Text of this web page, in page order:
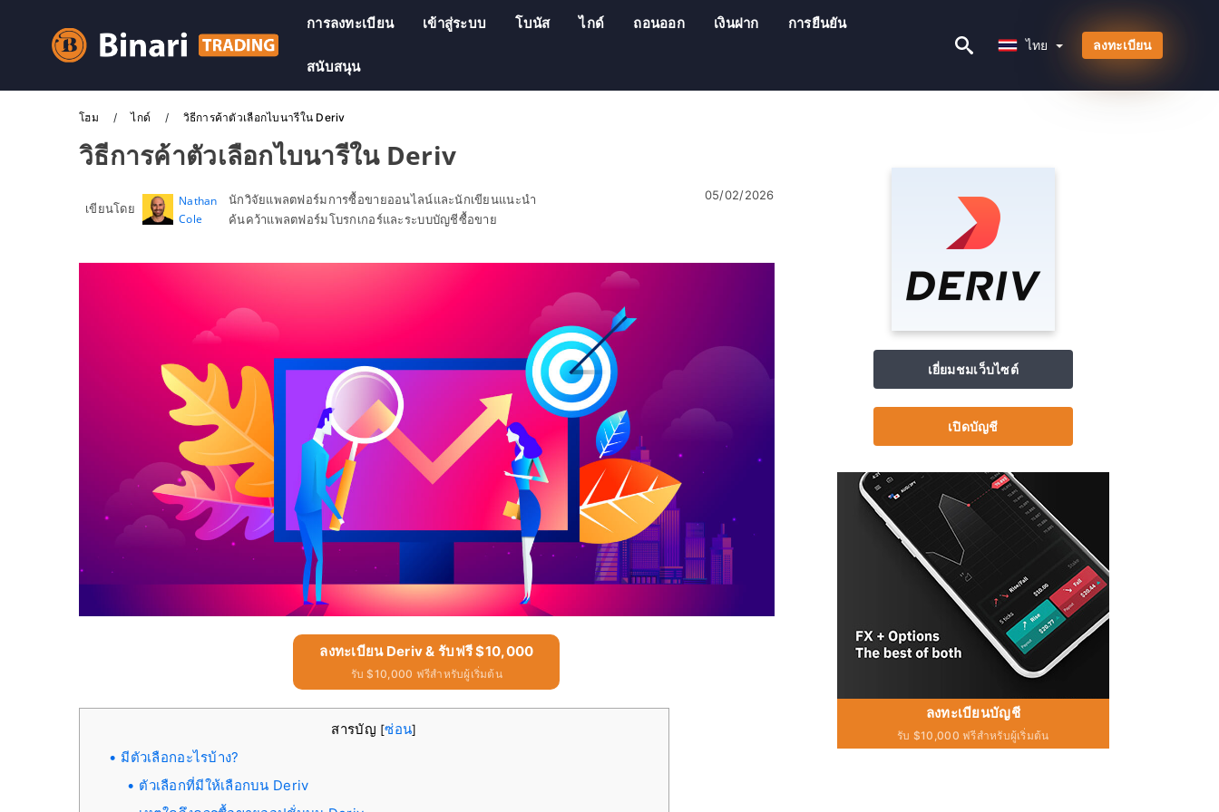
การลงทะเบียน เข้าสู่ระบบ โบนัส ไกด์ ถอนออก เงินฝาก การยืนยัน
สนับสนุน
ไทย ลงทะเบียน
โฮม ไกด์ วิธีการค้าตัวเลือกไบนารีใน Deriv
วิธีการค้าตัวเลือกไบนารีใน Deriv
เขียนโดย
Nathan
Cole
นักวิจัยแพลตฟอร์มการซื้อขายออนไลน์และนักเขียนแนะนำ
ค้นคว้าแพลตฟอร์มโบรกเกอร์และระบบบัญชีซื้อขาย
05/02/2026
ลงทะเบียน Deriv & รับฟรี $10,000
รับ $10,000 ฟรีสำหรับผู้เริ่มต้น
สารบัญ [ซ่อน]
มีตัวเลือกอะไรบ้าง?
ตัวเลือกที่มีให้เลือกบน Deriv
เยี่ยมชมเว็บไซต์
เปิดบัญชี
ลงทะเบียนบัญชี
รับ $10,000 ฟรีสำหรับผู้เริ่มต้น